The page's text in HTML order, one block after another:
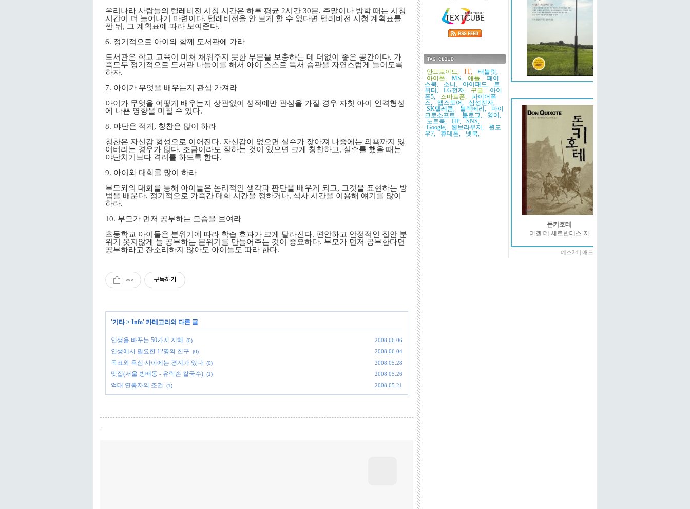
우리나라 사람들의 텔레비전 시청 시간은 하루 평균 2시간 30분. 주말이나 방학 때는 시청
시간이 더 늘어나기 마련이다. 텔레비전을 안 보게 할 수 없다면 텔레비전 시청 계획표를
짠 뒤, 그 계획표에 따라 보여준다.
6. 정기적으로 아이와 함께 도서관에 가라
도서관은 학교 교육이 미처 채워주지 못한 부분을 보충하는 데 더없이 좋은 공간이다. 가
족모두 정기적으로 도서관 나들이를 해서 아이 스스로 독서 습관을 자연스럽게 들이도록
하자.
7. 아이가 무엇을 배우는지 관심 가져라
아이가 무엇을 어떻게 배우는지 상관없이 성적에만 관심을 가질 경우 자칫 아이 인격형성
에 나쁜 영향을 미칠 수 있다.
8. 야단은 적게, 칭찬은 많이 하라
칭찬은 자신감 형성으로 이어진다. 자신감이 없으면 실수가 잦아져 나중에는 의욕까지 잃
어버리는 경우가 많다. 조금이라도 잘하는 것이 있으면 크게 칭찬하고, 실수를 했을 때는
야단치기보다 격려를 하도록 한다.
9. 아이와 대화를 많이 하라
부모와의 대화를 통해 아이들은 논리적인 생각과 판단을 배우게 되고, 그것을 표현하는 방
법을 배운다. 정기적으로 가족간 대화 시간을 정하거나, 식사 시간을 이용해 얘기를 많이
하라.
10. 부모가 먼저 공부하는 모습을 보여라
초등학교 아이들은 분위기에 따라 학습 효과가 크게 달라진다. 편안하고 안정적인 집안 분
위기 못지않게 늘 공부하는 분위기를 만들어주는 것이 중요하다. 부모가 먼저 공부한다면
공부하라고 잔소리하지 않아도 아이들도 따라 한다.
구독하기
'기타> Info' 카테고리의 다른 글
인생을 바꾸는 50가지 지혜 (0) 2008.06.06
인생에서 필요한 12명의 친구 (0) 2008.06.04
목표와 욕심 사이에는 경계가 있다 (0) 2008.05.28
맛집(서울 방배동 - 유락손 칼국수) (1) 2008.05.26
억대 연봉자의 조건 (1) 2008.05.21
,
태그목록
안드로이드, IT,
태블릿,
아이폰,
MS, 애플,
페이
스북,
소니, 아이패드,
트
위터,
LG전자, 구글,
아이
폰5,
스마트폰,
파이어폭
스,
앱스토어,
삼성전자,
SK텔레콤,
블랙베리,
마이
크로소프트,
블로그,
영어,
노트북,
HP,
SNS,
Google,
웹브라우저,
윈도
우7,
휴대폰, 넷북,
돈키호테
미겔 데 세르반테스 저
예스24 | 애드온2